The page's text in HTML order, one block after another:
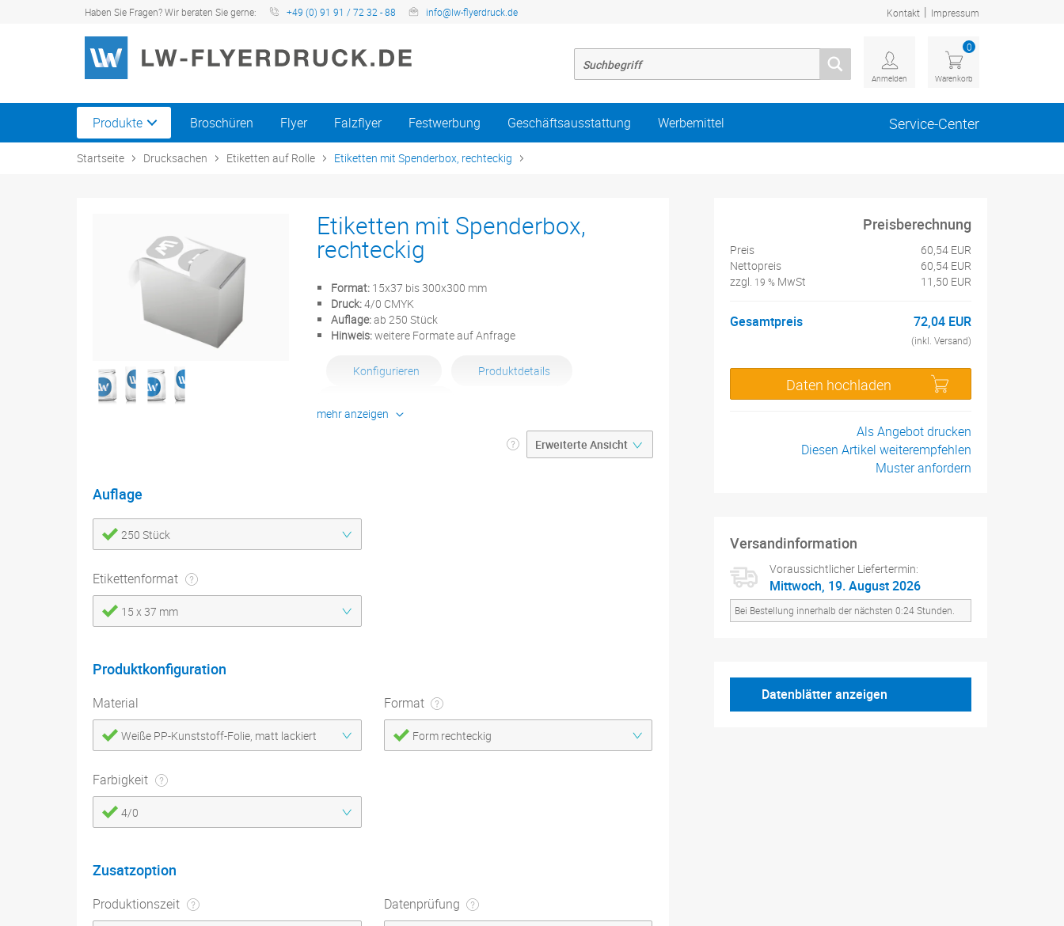
Haben Sie Fragen? Wir beraten Sie gerne: +49 (0) 91 91 / 72 32 - 88 info@lw-flyerdruck.de Kontakt | Impressum
Anmelden
0
Warenkorb
Produkte Broschüren Flyer Falzflyer Festwerbung Geschäftsausstattung Werbemittel Service-Center
Startseite Drucksachen Etiketten auf Rolle Etiketten mit Spenderbox, rechteckig
Etiketten mit Spenderbox,
rechteckig
Format: 15x37 bis 300x300 mm
Druck:4/0 CMYK
Auflage:ab 250 Stück
Hinweis:weitere Formate auf Anfrage
Konfigurieren Produktdetails
Auflage und Preise Produktdetails
mehr anzeigen
Auflage
250 Stück
Etikettenformat
15 x 37 mm
Produktkonfiguration
Material
Weiße PP-Kunststoff-Folie, matt lackiert
Format
Form rechteckig
Farbigkeit
4/0
Zusatzoption
Produktionszeit Datenprüfung
Preisberechnung
Preis
60,54 EUR
Nettopreis
60,54 EUR
zzgl. 19 % MwSt 11,50 EUR
Gesamtpreis 72,04 EUR
(inkl. Versand)
Daten hochladen
Als Angebot drucken
Diesen Artikel weiterempfehlen
Muster anfordern
Versandinformation
Voraussichtlicher Liefertermin:
Mittwoch, 19. August 2026
Bei Bestellung innerhalb der nächsten 0:24 Stunden.
Datenblätter anzeigen